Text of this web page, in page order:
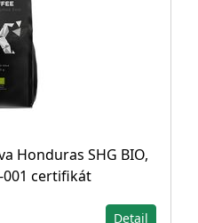
Honduras SHG BIO,
001 certifikát
Detail